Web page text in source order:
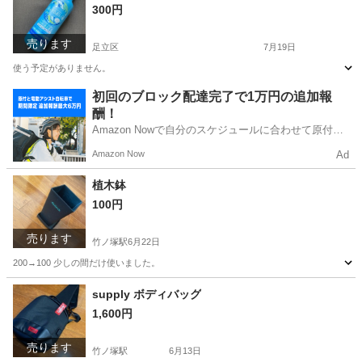
売ります
300円
足立区 7月19日
使う予定がありません。
ヘアケア リンスインシャンプー
初回のブロック配達完了で1万円の追加報
酬！
Amazon Nowで自分のスケジュールに合わせて原付や
う！
Amazon Now Ad
売ります
植木鉢
100円
竹ノ塚駅6月22日
200→100 少しの間だけ使いました。
東京 足立区 生活雑貨
売ります
supply ボディバッグ
1,600円
竹ノ塚駅 6月13日